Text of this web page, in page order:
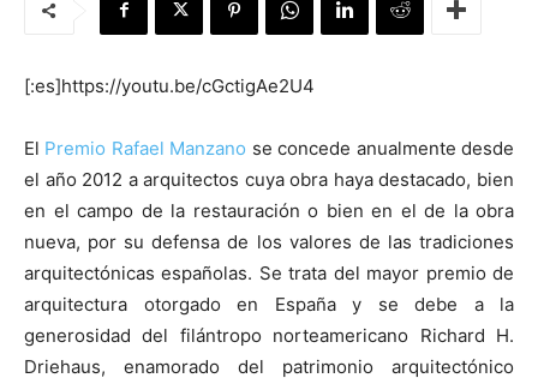
[:es]https://youtu.be/cGctigAe2U4
El Premio Rafael Manzano se concede anualmente desde
el año 2012 a arquitectos cuya obra haya destacado, bien
en el campo de la restauración o bien en el de la obra
nueva, por su defensa de los valores de las tradiciones
arquitectónicas españolas. Se trata del mayor premio de
arquitectura otorgado en España y se debe a la
generosidad del filántropo norteamericano Richard H.
Driehaus, enamorado del patrimonio arquitectónico